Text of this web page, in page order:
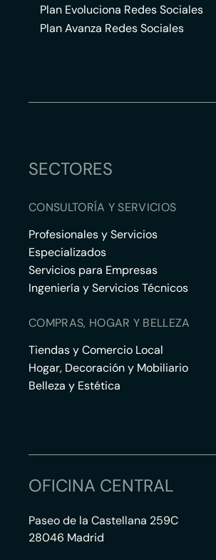
Plan Evoluciona Redes Sociales
Plan Avanza Redes Sociales
SECTORES
CONSULTORÍA Y SERVICIOS
Profesionales y Servicios
Especializados
Servicios para Empresas
Ingeniería y Servicios Técnicos
COMPRAS, HOGAR Y BELLEZA
Tiendas y Comercio Local
Hogar, Decoración y Mobiliario
Belleza y Estética
OFICINA CENTRAL
Paseo de la Castellana 259C
28046 Madrid